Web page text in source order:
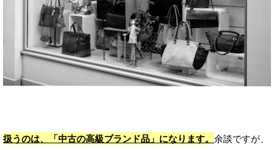
扱うのは、「中古の高級ブランド品」になります。 余談ですが、